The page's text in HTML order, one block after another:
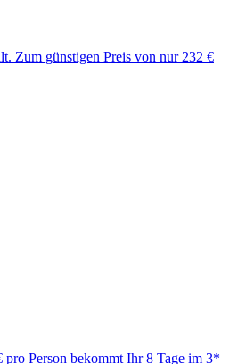
Zum günstigen Preis von nur 232 €
Person bekommt Ihr 8 Tage im 3*